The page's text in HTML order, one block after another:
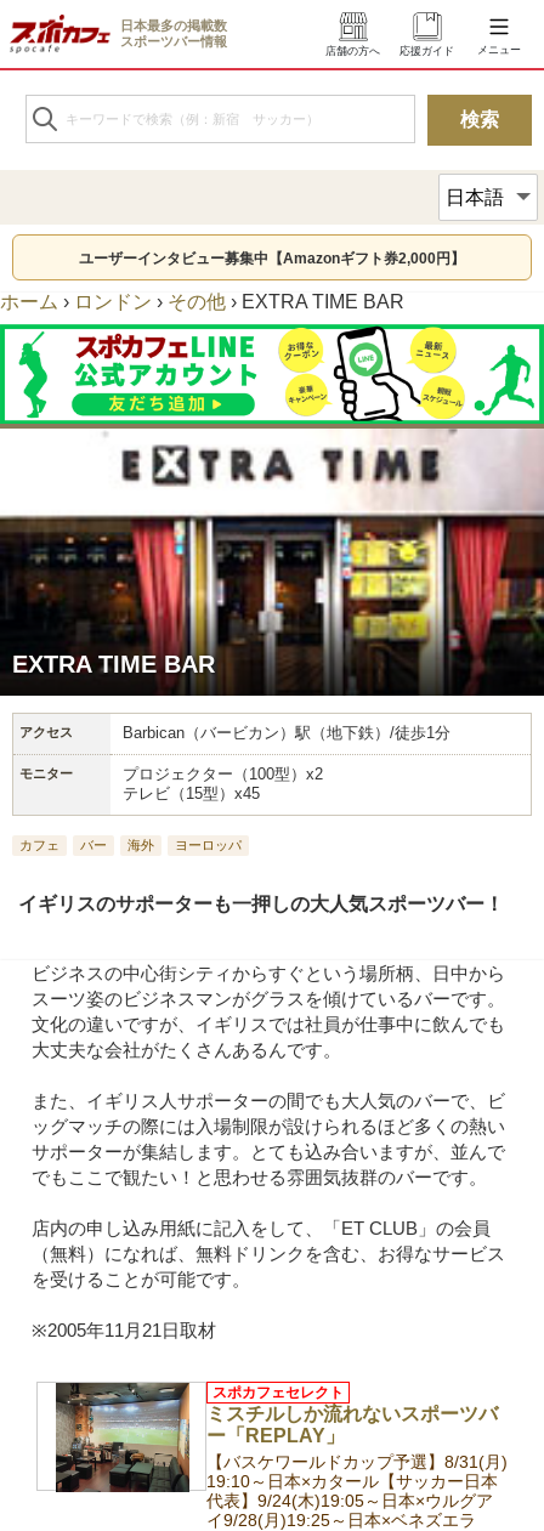
日本最多の掲載数
スポーツバー情報
店舗の方へ 応援ガイド メニュー
ユーザーインタビュー募集中【Amazonギフト券2,000円】
ホーム › ロンドン › その他 › EXTRA TIME BAR
EXTRA TIME BAR
アクセス Barbican（バービカン）駅（地下鉄）/徒歩1分
モニター
プロジェクター（100型）x2
テレビ（15型）x45
カフェ バー 海外 ヨーロッパ
イギリスのサポーターも一押しの大人気スポーツバー！
ビジネスの中心街シティからすぐという場所柄、日中から
スーツ姿のビジネスマンがグラスを傾けているバーです。
文化の違いですが、イギリスでは社員が仕事中に飲んでも
大丈夫な会社がたくさんあるんです。
また、イギリス人サポーターの間でも大人気のバーで、ビ
ッグマッチの際には入場制限が設けられるほど多くの熱い
サポーターが集結します。とても込み合いますが、並んで
でもここで観たい！と思わせる雰囲気抜群のバーです。
店内の申し込み用紙に記入をして、「ET CLUB」の会員
（無料）になれば、無料ドリンクを含む、お得なサービス
を受けることが可能です。
※2005年11月21日取材
ミスチルしか流れないスポーツバ
ー「REPLAY」
スポカフェセレクト
【バスケワールドカップ予選】8/31(月)
19:10～日本×カタール【サッカー日本
代表】9/24(木)19:05～日本×ウルグア
イ9/28(月)19:25～日本×ベネズエラ